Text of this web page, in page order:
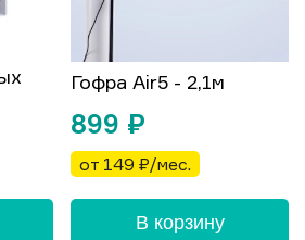
Гофра Air5 - 2,1м
899 ₽
от 149 ₽/мес.
В корзину